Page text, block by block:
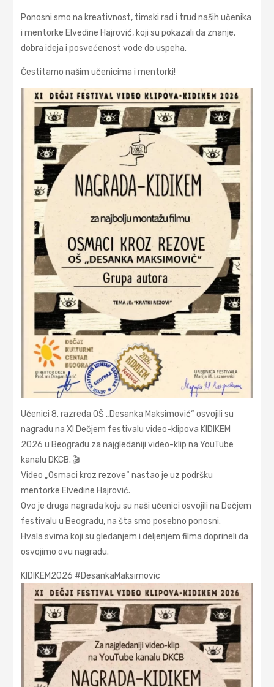
Ponosni smo na kreativnost, timski rad i trud naših učenika
i mentorke Elvedine Hajrović, koji su pokazali da znanje,
dobra ideja i posvećenost vode do uspeha.
Čestitamo našim učenicima i mentorki!
Učenici 8. razreda OŠ „Desanka Maksimović“ osvojili su
nagradu na XI Dečjem festivalu video-klipova KIDIKEM
2026 u Beogradu za najgledaniji video-klip na YouTube
kanalu DKCB. 🎬
Video „Osmaci kroz rezove“ nastao je uz podršku
mentorke Elvedine Hajrović.
Ovo je druga nagrada koju su naši učenici osvojili na Dečjem
festivalu u Beogradu, na šta smo posebno ponosni.
Hvala svima koji su gledanjem i deljenjem filma doprineli da
osvojimo ovu nagradu.
KIDIKEM2026 #DesankaMaksimovic